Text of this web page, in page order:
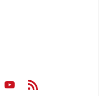
Youtube
Feed RSS